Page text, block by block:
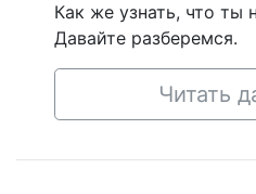
Как же узнать, что ты
Давайте разберемся.
Читать